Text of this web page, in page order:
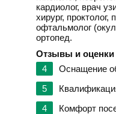
кардиолог, врач
хирург, проктолог,
офтальмолог
ортопед.
Отзывы и оценки
4
Оснащение
5
4
Комфорт